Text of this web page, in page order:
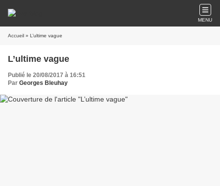
MENU
Accueil » L’ultime vague
L’ultime vague
Publié le 20/08/2017 à 16:51
Par Georges Bleuhay